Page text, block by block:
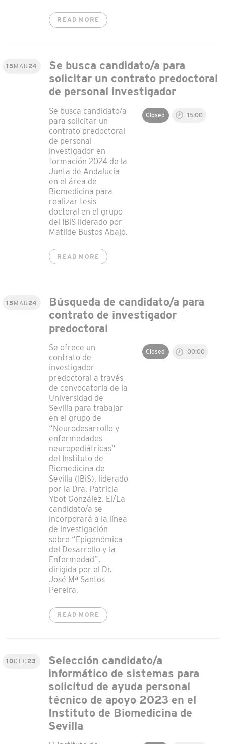
READ MORE
15MAR 24
Se busca candidato/a para
solicitar un contrato predoctoral
de personal investigador
Se busca candidato/a
para solicitar un
contrato predoctoral
de personal
investigador en
formación 2024 de la
Junta de Andalucía
en el área de
Biomedicina para
realizar tesis
doctoral en el grupo
del IBiS liderado por
Matilde Bustos Abajo.
Closed 15:00
READ MORE
15MAR 24
Búsqueda de candidato/a para
contrato de investigador
predoctoral
Se ofrece un
contrato de
investigador
predoctoral a través
de convocatoria de la
Universidad de
Sevilla para trabajar
en el grupo de
“Neurodesarrollo y
enfermedades
neuropediátricas”
del Instituto de
Biomedicina de
Sevilla (IBiS), liderado
por la Dra. Patricia
Ybot González. El/La
candidato/a se
incorporará a la línea
de investigación
sobre “Epigenómica
del Desarrollo y la
Enfermedad”,
dirigida por el Dr.
José Mª Santos
Pereira.
Closed 00:00
READ MORE
10DEC 23
Selección candidato/a
informático de sistemas para
solicitud de ayuda personal
técnico de apoyo 2023 en el
Instituto de Biomedicina de
Sevilla